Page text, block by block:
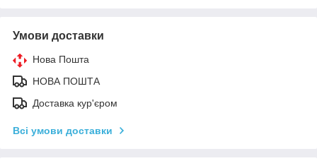
Умови доставки
Нова Пошта
НОВА ПОШТА
Доставка кур'єром
Всі умови доставки